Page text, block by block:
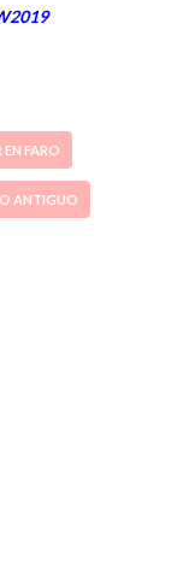
EN FARO
ANTIGUO